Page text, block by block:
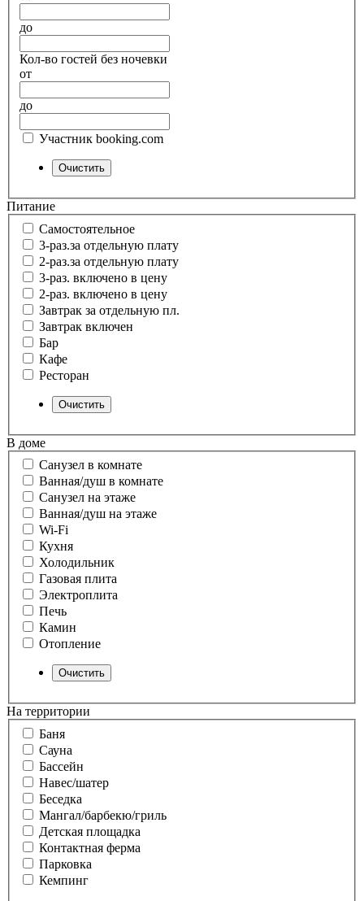
до
Кол-во гостей без ночевки
от
до
Участник booking.com
Питание
Самостоятельное
3-раз.за отдельную плату
2-раз.за отдельную плату
3-раз. включено в цену
2-раз. включено в цену
Завтрак за отдельную пл.
Завтрак включен
Бар
Кафе
Ресторан
В доме
Санузел в комнате
Ванная/душ в комнате
Санузел на этаже
Ванная/душ на этаже
Wi-Fi
Кухня
Холодильник
Газовая плита
Электроплита
Печь
Камин
Отопление
На территории
Баня
Сауна
Бассейн
Навес/шатер
Беседка
Мангал/барбекю/гриль
Детская площадка
Контактная ферма
Парковка
Кемпинг